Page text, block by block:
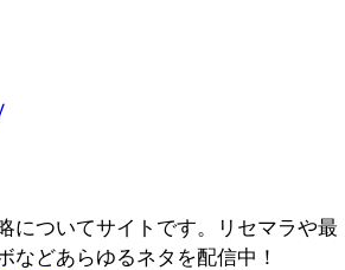
についてサイトです。リセマラや最
などあらゆるネタを配信中！